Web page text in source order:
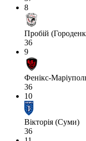
8
Пробій
36
9
Фенікс-
36
10
Вікторія (Суми)
36